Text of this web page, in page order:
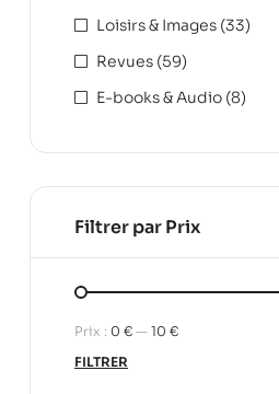
Loisirs & Images (33)
Revues (59)
E-books & Audio (8)
Filtrer par Prix
FILTRER
Prix : 0 € — 10 €